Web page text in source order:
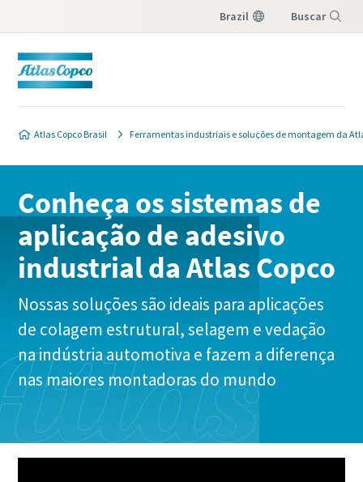
Brazil Buscar
Atlas Copco Brasil Ferramentas industriais e soluções de montagem da
Conheça os sistemas de
aplicação de adesivo
industrial da Atlas Copco
Nossas soluções são ideais para aplicações
de colagem estrutural, selagem e vedação
na indústria automotiva e fazem a diferença
nas maiores montadoras do mundo